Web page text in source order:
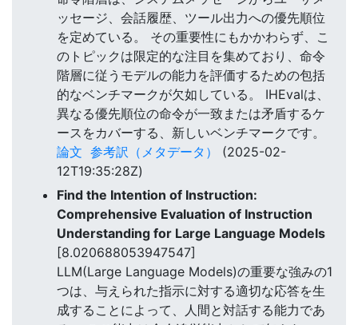
ッセージ、会話履歴、ツール出力への優先順位
を定めている。 その重要性にもかかわらず、こ
のトピックは限定的な注目を集めており、命令
階層に従うモデルの能力を評価するための包括
的なベンチマークが欠如している。 IHEvalは、
異なる優先順位の命令が一致または矛盾するケ
ースをカバーする、新しいベンチマークです。
論文 参考訳（メタデータ）
(2025-02-
12T19:35:28Z)
Find the Intention of Instruction:
Comprehensive Evaluation of Instruction
Understanding for Large Language Models
[8.020688053947547]
LLM(Large Language Models)の重要な強みの1
つは、与えられた指示に対する適切な応答を生
成することによって、人間と対話する能力であ